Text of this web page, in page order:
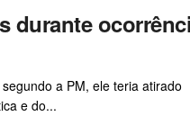
durante
a PM, ele teria atirado
e do...